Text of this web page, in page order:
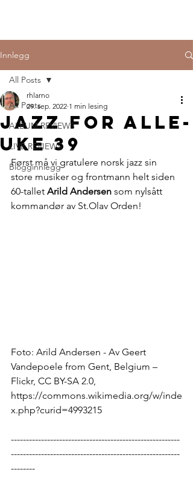
Innlegg
All Posts
ALBUM REVIEWS
LIVE REVIEWS
Blogginnlegg
All Posts
Jazz for alle-
uke 39
rhlarno
29. sep. 2022 1 min lesing
Først må vi gratulere norsk jazz sin
store musiker og frontmann helt siden
60-tallet Arild Andersen som nylsått
kommandør av St.Olav Orden!
Foto: Arild Andersen - Av Geert
Vandepoele from Gent, Belgium –
Flickr, CC BY-SA 2.0,
https://commons.wikimedia.org/w/inde
x.php?curid=4993215
--------------------------------------------------------
--------------------------------------------------------
--------